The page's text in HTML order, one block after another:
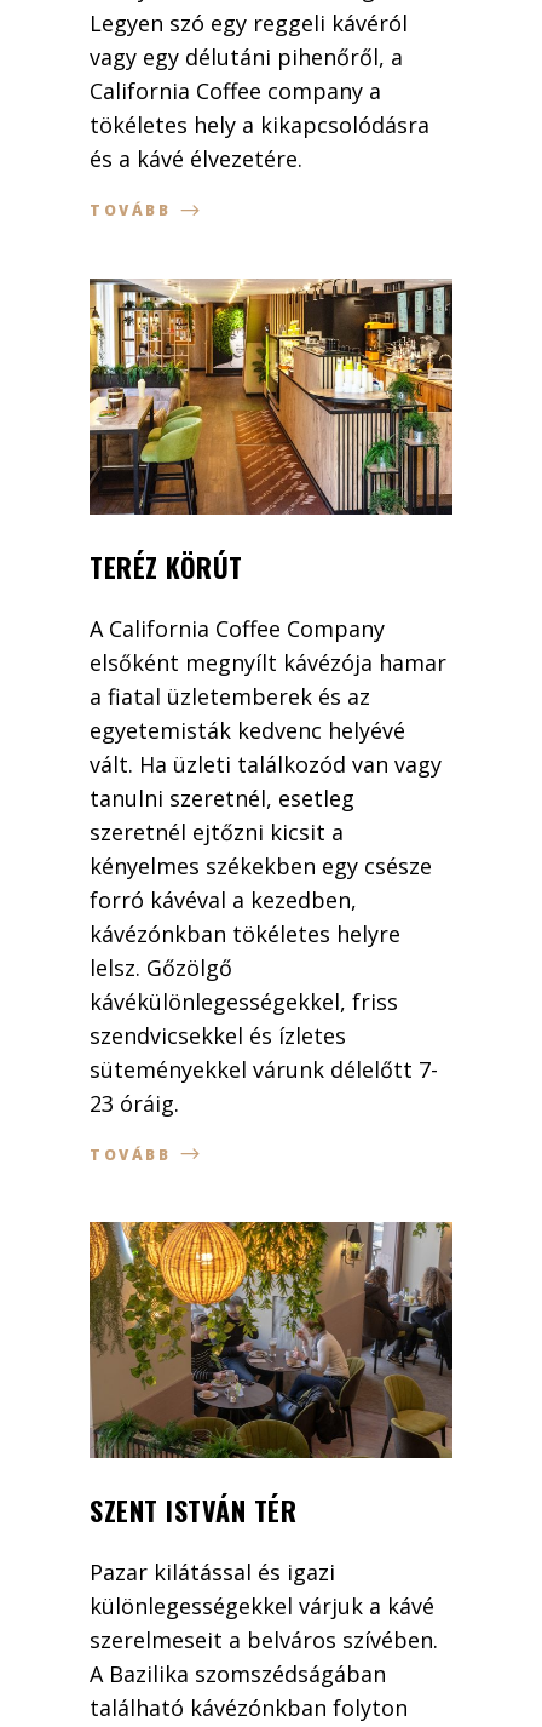
Legyen szó egy reggeli kávéról
vagy egy délutáni pihenőről, a
California Coffee company a
tökéletes hely a kikapcsolódásra
és a kávé élvezetére.
TOVÁBB
TERÉZ KÖRÚT
A California Coffee Company
elsőként megnyílt kávézója hamar
a fiatal üzletemberek és az
egyetemisták kedvenc helyévé
vált. Ha üzleti találkozód van vagy
tanulni szeretnél, esetleg
szeretnél ejtőzni kicsit a
kényelmes székekben egy csésze
forró kávéval a kezedben,
kávézónkban tökéletes helyre
lelsz. Gőzölgő
kávékülönlegességekkel, friss
szendvicsekkel és ízletes
süteményekkel várunk délelőtt 7-
23 óráig.
TOVÁBB
SZENT ISTVÁN TÉR
Pazar kilátással és igazi
különlegességekkel várjuk a kávé
szerelmeseit a belváros szívében.
A Bazilika szomszédságában
található kávézónkban folyton